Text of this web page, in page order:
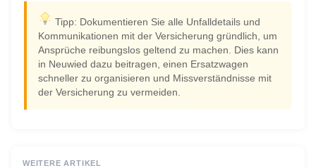
Tipp: Dokumentieren Sie alle Unfalldetails und
Kommunikationen mit der Versicherung gründlich, um
Ansprüche reibungslos geltend zu machen. Dies kann
in Neuwied dazu beitragen, einen Ersatzwagen
schneller zu organisieren und Missverständnisse mit
der Versicherung zu vermeiden.
WEITERE ARTIKEL